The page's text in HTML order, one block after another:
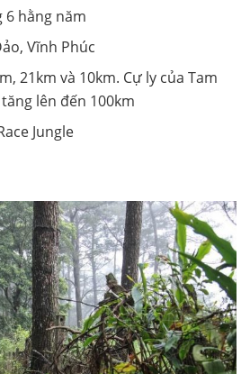
6 hằng năm
Vĩnh Phúc
21km và 10km. Cự ly của Tam
lên đến 100km
Jungle